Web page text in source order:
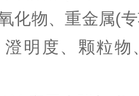
化物、重金属(
明度、颗粒物